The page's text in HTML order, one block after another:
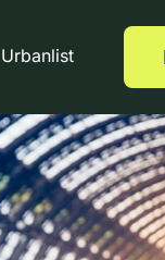
Urbanlist